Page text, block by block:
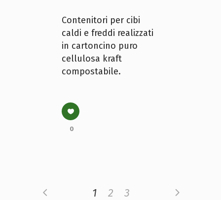
Contenitori per cibi
caldi e freddi realizzati
in cartoncino puro
cellulosa kraft
compostabile.
0
1 2 3